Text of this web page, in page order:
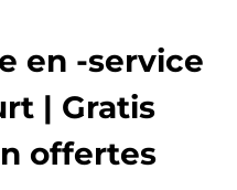
en -service
| Gratis
offertes